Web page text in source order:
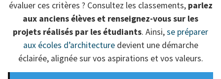
évaluer ces critères ? Consultez les classements, parlez
aux anciens élèves et renseignez-vous sur les
projets réalisés par les étudiants. Ainsi,se préparer
aux écoles d’architecturedevient une démarche
éclairée, alignée sur vos aspirations et vos valeurs.